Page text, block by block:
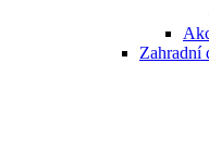
Zahradní